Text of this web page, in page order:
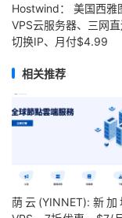
Hostwind： 美国西雅
VPS云服务器、三网
切换IP、月付$4.99
相关推荐
荫云(YINNET):新